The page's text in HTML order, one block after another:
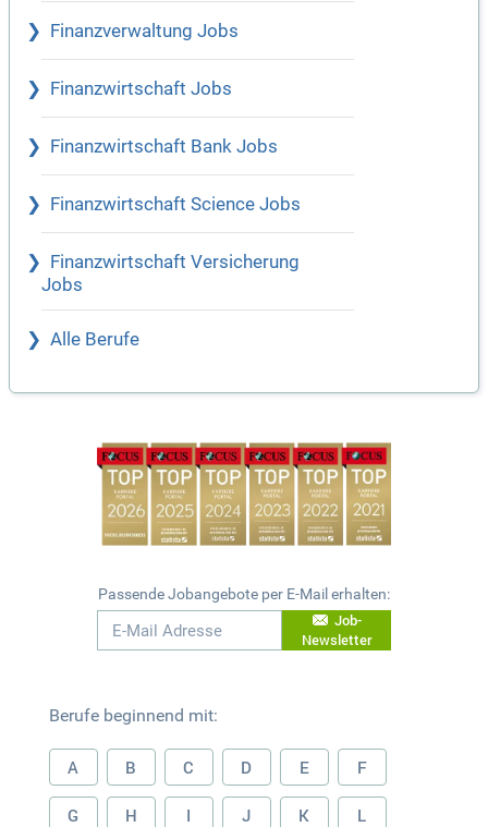
Finanzverwaltung Jobs
Finanzwirtschaft Jobs
Finanzwirtschaft Bank Jobs
Finanzwirtschaft Science Jobs
Finanzwirtschaft Versicherung
Jobs
Alle Berufe
Passende Jobangebote per E-Mail erhalten:
Job-
Newsletter
Berufe beginnend mit:
A B C D E F
G H I J K L